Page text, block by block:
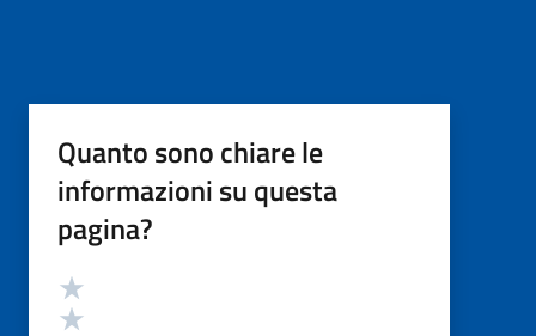
Quanto sono chiare le
informazioni su questa
pagina?
Valutazione